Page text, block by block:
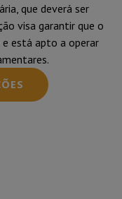
que deverá ser
visa garantir que o
está apto a operar